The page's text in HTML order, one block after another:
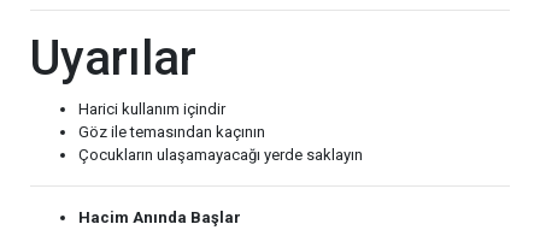
Uyarılar
Harici kullanım içindir
Göz ile temasından kaçının
Çocukların ulaşamayacağı yerde saklayın
Hacim Anında Başlar